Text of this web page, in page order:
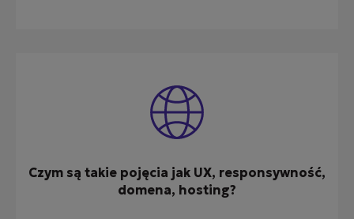
Czym są takie pojęcia jak UX, responsywność,
domena, hosting?